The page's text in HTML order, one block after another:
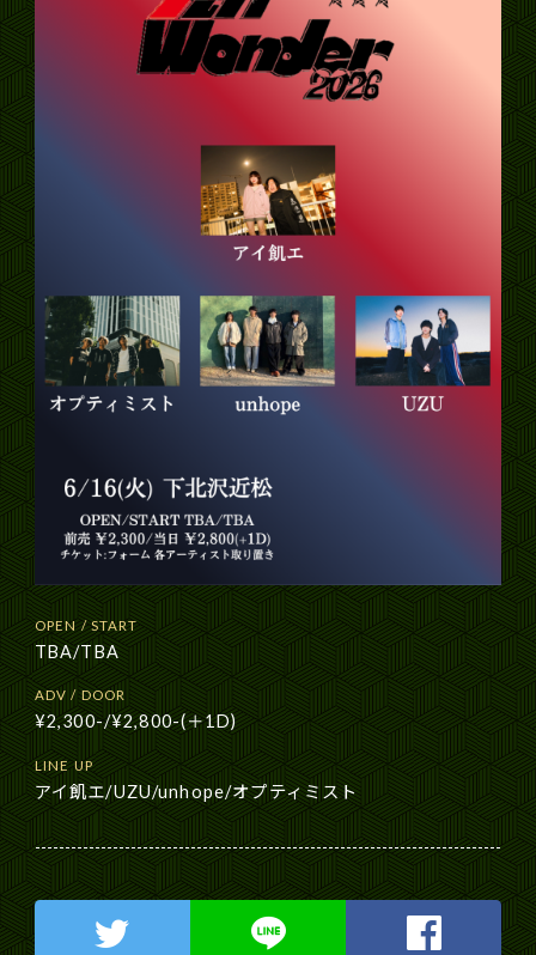
OPEN / START
TBA/TBA
ADV / DOOR
¥2,300-/¥2,800-(＋1D)
LINE UP
アイ飢エ/UZU/unhope/オプティミスト